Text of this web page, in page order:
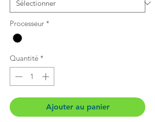
Processeur *
Quantité *
Ajouter au panier